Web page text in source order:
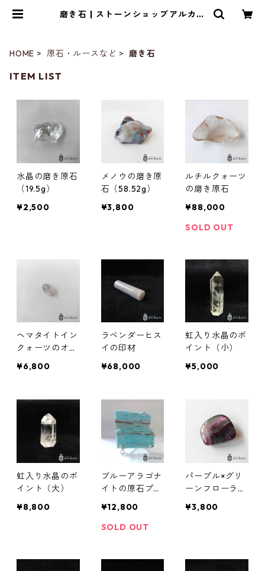
磨き石 | ストーンショップアルカイ
HOME 原石・ルースなど 磨き石
ITEM LIST
水晶の磨き原石
（19.5g）
¥2,500
メノウの磨き原
石（58.52g）
¥3,800
ルチルクォーツ
の磨き原石
¥88,000
SOLD OUT
ヘマタイトイン
クォーツのオー
ルース
¥6,800
ラベンダーヒス
イの印材
¥68,000
虹入り水晶のポ
イント（小）
¥5,000
虹入り水晶のポ
イント（大）
¥8,800
ブルーアラゴナ
イトの原石プレ
付き）
¥12,800
SOLD OUT
パープル×グリ
ーンフローライ
08.17g)
¥3,800